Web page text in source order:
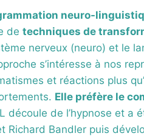
neuro-
de techniques de
nerveux (neuro) et le
s’intéresse à nos
et réactions plus
Elle préfère le
découle de l’hypnose et a
Richard Bandler puis